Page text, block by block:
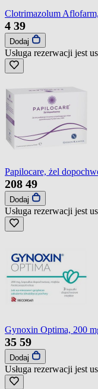
Clotrimazolum
4 39
Dodaj
Usługa rezerwacji jest
Papilocare, żel
208 49
Dodaj
Usługa rezerwacji jest
Gynoxin Optima, 200
35 59
Dodaj
Usługa rezerwacji jest